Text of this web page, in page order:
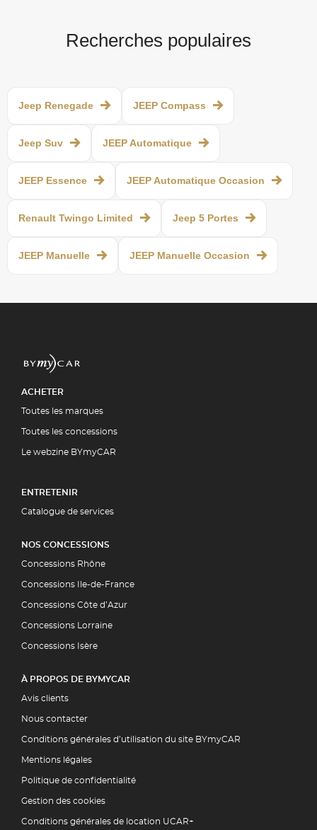
Recherches populaires
Jeep Renegade JEEP Compass
Jeep Suv JEEP Automatique
JEEP Essence JEEP Automatique Occasion
Renault Twingo Limited Jeep 5 Portes
JEEP Manuelle JEEP Manuelle Occasion
ACHETER
Toutes les marques
Toutes les concessions
Le webzine BYmyCAR
ENTRETENIR
Catalogue de services
NOS CONCESSIONS
Concessions Rhône
Concessions Ile-de-France
Concessions Côte d’Azur
Concessions Lorraine
Concessions Isère
À PROPOS DE BYMYCAR
Avis clients
Nous contacter
Conditions générales d’utilisation du site BYmyCAR
Mentions légales
Politique de confidentialité
Gestion des cookies
Conditions générales de location UCAR+